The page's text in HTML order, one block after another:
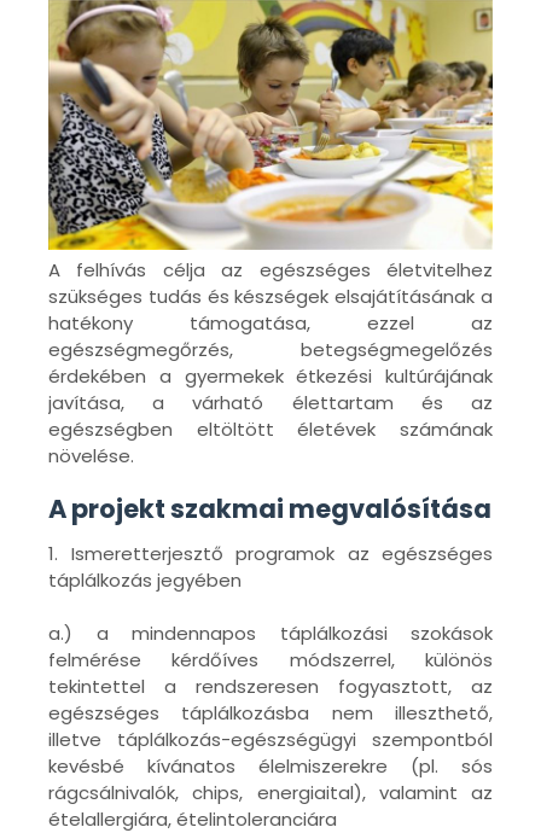
A felhívás célja az egészséges életvitelhez
szükséges tudás és készségek elsajátításának a
hatékony támogatása, ezzel az
egészségmegőrzés, betegségmegelőzés
érdekében a gyermekek étkezési kultúrájának
javítása, a várható élettartam és az
egészségben eltöltött életévek számának
növelése.
A projekt szakmai megvalósítása
1. Ismeretterjesztő programok az egészséges
táplálkozás jegyében
a.) a mindennapos táplálkozási szokások
felmérése kérdőíves módszerrel, különös
tekintettel a rendszeresen fogyasztott, az
egészséges táplálkozásba nem illeszthető,
illetve táplálkozás-egészségügyi szempontból
kevésbé kívánatos élelmiszerekre (pl. sós
rágcsálnivalók, chips, energiaital), valamint az
ételallergiára, ételintoleranciára